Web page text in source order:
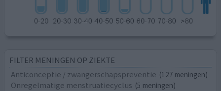
FILTER MENINGEN OP ZIEKTE
Anticonceptie / zwangerschapspreventie (127 meningen)
Onregelmatige menstruatiecyclus (5 meningen)